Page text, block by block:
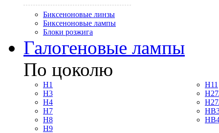
Биксеноновые линзы
Биксеноновые лампы
Блоки розжига
Галогеновые лампы
По цоколю
H1
H3
H4
H7
H8
H9
H11